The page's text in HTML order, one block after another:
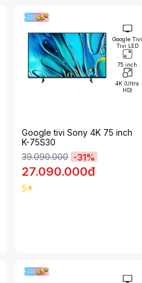
Google Tivi
Tivi LED
75 inch
4K (Ultra
HD)
Google tivi Sony 4K 75 inch
K-75S30
39.090.000 -31%
27.090.000đ
5